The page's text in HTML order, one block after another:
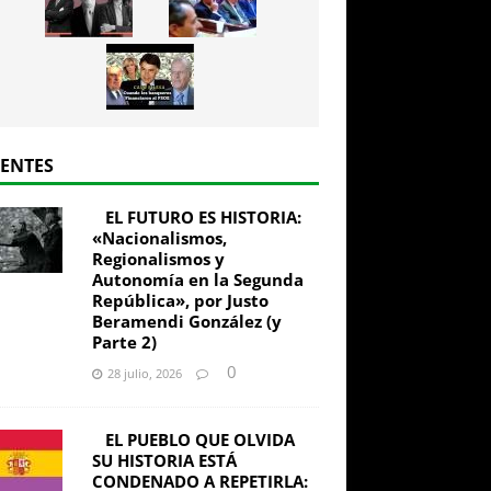
EL FUTURO ES HISTORIA:
«Nacionalismos,
Regionalismos y
Autonomía en la Segunda
República», por Justo
Beramendi González (y
Parte 2)
28 julio, 2026 0
EL PUEBLO QUE OLVIDA
SU HISTORIA ESTÁ
CONDENADO A REPETIRLA: